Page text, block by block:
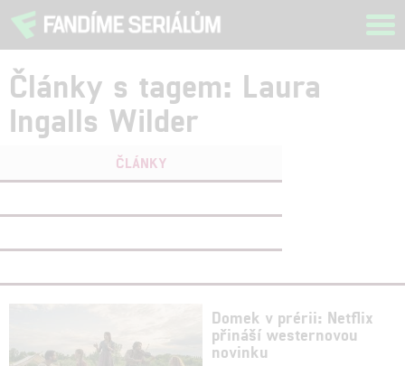
Články s tagem: Laura
Ingalls Wilder
ČLÁNKY
Domek v prérii: Netflix
přináší westernovou
novinku